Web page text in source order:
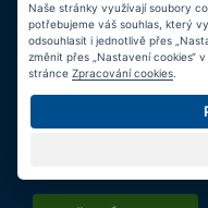
DOPRAVA ZDARMA
Při nákupu nad 2 000 Kč
Tipyk nákupu
Napište nám svůj e-
Naše stránky využívají soubory
potřebujeme váš souhlas, který
odsouhlasit i jednotlivě přes
změnit přes „Nastavení cookies“
stránce Zpracování cookies